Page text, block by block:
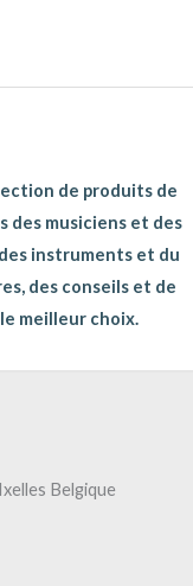
de produits de
des musiciens et des
instruments et du
des conseils et de
meilleur choix.
Belgique